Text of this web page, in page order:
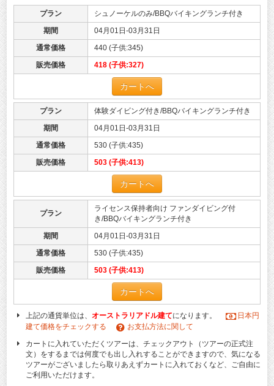
プラン
シュノーケルのみ/BBQバイキングランチ付き
期間
04月01日-03月31日
通常価格
440 (子供:345)
販売価格
418 (子供:327)
カートへ
プラン
体験ダイビング付き/BBQバイキングランチ付き
期間
04月01日-03月31日
通常価格
530 (子供:435)
販売価格
503 (子供:413)
カートへ
プラン
ライセンス保持者向け ファンダイビング付
き/BBQバイキングランチ付き
期間
04月01日-03月31日
通常価格
530 (子供:435)
販売価格
503 (子供:413)
カートへ
上記の通貨単位は、 オーストラリアドル建てになります。
日本円
建て価格をチェックする
お支払方法に関して
カートに入れていただくツアーは、チェックアウト（ツアーの正式注
文）をするまでは何度でも出し入れすることができますので、気になる
ツアーがございましたら取りあえずカートに入れておくなど、ご自由に
ご利用いただけます。